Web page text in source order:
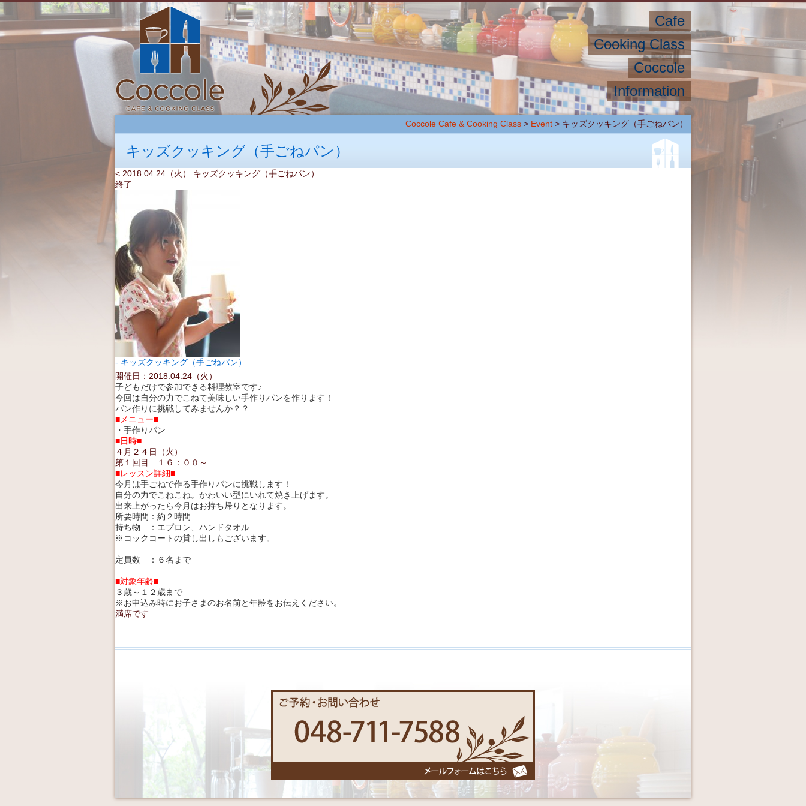
Cafe
Cooking Class
Coccole
Information
Coccole Cafe & Cooking Class > Event > キッズクッキング（手ごねパン）
キッズクッキング（手ごねパン）
< 2018.04.24（火） キッズクッキング（手ごねパン）
終了
キッズクッキング（手ごねパン）
開催日：2018.04.24（火）
子どもだけで参加できる料理教室です♪
今回は自分の力でこねて美味しい手作りパンを作ります！
パン作りに挑戦してみませんか？？
■メニュー■
・手作りパン
■日時■
４月２４日（火）
第１回目 １６：００～
■レッスン詳細■
今月は手ごねで作る手作りパンに挑戦します！
自分の力でこねこね。かわいい型にいれて焼き上げます。
出来上がったら今月はお持ち帰りとなります。
所要時間：約２時間
持ち物 ：エプロン、ハンドタオル
※コックコートの貸し出しもございます。
定員数 ：６名まで
■対象年齢■
３歳～１２歳まで
※お申込み時にお子さまのお名前と年齢をお伝えください。
満席です